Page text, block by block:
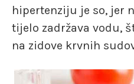
hipertenziju je so, jer
tijelo zadržava vodu,
na zidove krvnih